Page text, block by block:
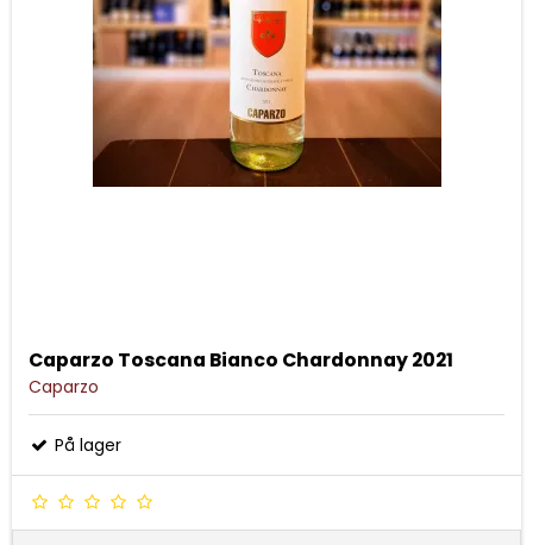
Caparzo Toscana Bianco Chardonnay 2021
Caparzo
På lager